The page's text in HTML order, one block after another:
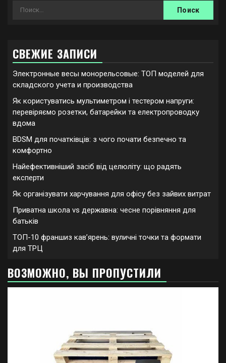
Найти:
СВЕЖИЕ ЗАПИСИ
Электронные весы монорельсовые: ТОП моделей для
складского учета и производства
Як користуватись мультиметром і тестером напруги:
перевіряємо розетки, батарейки та електропроводку
вдома
BDSM для початківців: з чого почати безпечно та
комфортно
Найефективніший засіб від целюліту: що радять
експерти
Як організувати харчування для офісу без зайвих витрат
Приватна школа vs державна: чесне порівняння для
батьків
ТОП-10 франшиз кавʼярень: вуличні точки та формати
для ТРЦ
ВОЗМОЖНО, ВЫ ПРОПУСТИЛИ